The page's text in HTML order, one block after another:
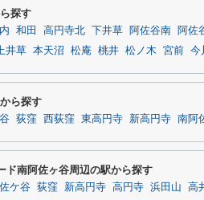
探す
和田 高円寺北 下井草 阿佐谷南 阿佐
井草 本天沼 松庵 桃井 松ノ木 宮前 今
ら探す
荻窪 西荻窪 東高円寺 新高円寺 南阿
ド南阿佐ヶ谷周辺の駅から探す
ケ谷 荻窪 新高円寺 高円寺 浜田山 高